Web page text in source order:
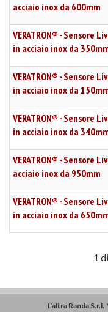
acciaio inox da 600mm
VERATRON® - Sensore
in acciaio inox da
VERATRON® - Sensore
in acciaio inox da
VERATRON® - Sensore
in acciaio inox da
VERATRON® - Sensore
acciaio inox da 950mm
VERATRON® - Sensore
in acciaio inox da
1
L'altra Randa S.r.l.